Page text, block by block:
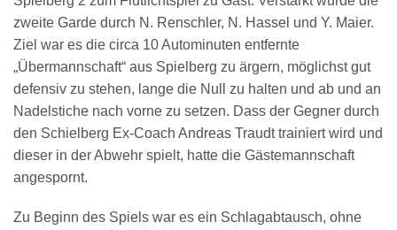
zweite Garde durch N. Renschler, N. Hassel und Y. Maier.
Ziel war es die circa 10 Autominuten entfernte
„Übermannschaft“ aus Spielberg zu ärgern, möglichst gut
defensiv zu stehen, lange die Null zu halten und ab und an
Nadelstiche nach vorne zu setzen. Dass der Gegner durch
den Schielberg Ex-Coach Andreas Traudt trainiert wird und
dieser in der Abwehr spielt, hatte die Gästemannschaft
angespornt.
Zu Beginn des Spiels war es ein Schlagabtausch, ohne